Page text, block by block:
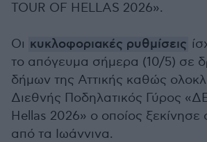
TOUR OF HELLAS 2026».
Οι κυκλοφοριακές ρυθμίσεις
το απόγευμα σήμερα (10/5) σε
δήμων της Αττικής καθώς
Διεθνής Ποδηλατικός Γύρος
Hellas 2026» ο οποίος ξεκίνησε
από τα Ιωάννινα.